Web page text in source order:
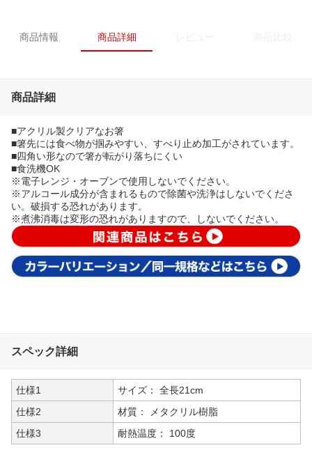
商品情報 商品詳細
商品詳細
■アクリル製クリアなお箸
■箸先には食べ物が掴みやすい、すべり止め加工がされています。
■四角い形なので箸が転がり落ちにくい
■食洗機OK
※電子レンジ・オーブンで使用しないでください。
※アルコール成分が含まれるもので除菌や洗浄はしないでくださ
い。破損する恐れがあります。
※煮沸消毒は変形の恐れがありますので、しないでください。
スペック詳細
仕様1
サイズ： 全長21cm
仕様2
材質： メタクリル樹脂
仕様3
耐熱温度： 100度